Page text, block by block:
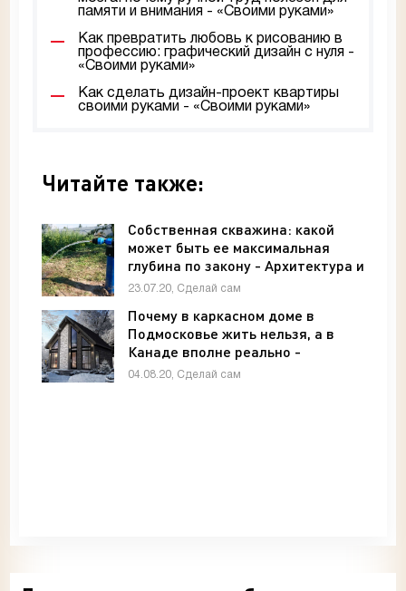
памяти и внимания - «Своими руками»
Как превратить любовь к рисованию в
профессию: графический дизайн с нуля -
«Своими руками»
Как сделать дизайн-проект квартиры
своими руками - «Своими руками»
Читайте также:
Собственная скважина: какой
может быть ее максимальная
глубина по закону - Архитектура и
интерьер
23.07.20, Сделай сам
Почему в каркасном доме в
Подмосковье жить нельзя, а в
Канаде вполне реально -
Архитектура и интерьер
04.08.20, Сделай сам